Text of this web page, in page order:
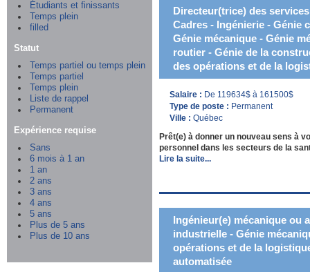
Étudiants et finissants
Temps plein
filled
Statut
Temps partiel ou temps plein
Temps partiel
Temps plein
Liste de rappel
Permanent
Expérience requise
Sans
6 mois à 1 an
1 an
2 ans
3 ans
4 ans
5 ans
Plus de 5 ans
Plus de 10 ans
Directeur(trice) des
Cadres - Ingénierie - Génie
Génie mécanique - Génie
routier - Génie de la
des opérations et de la
Salaire : De 119634$ à 161500$
Type de poste : Permanent
Ville : Québec
Prêt(e) à donner un nouveau sens à
personnel dans les secteurs de la
Lire la suite...
Ingénieur(e) mécanique ou
industrielle - Génie
opérations et de la
automatisée